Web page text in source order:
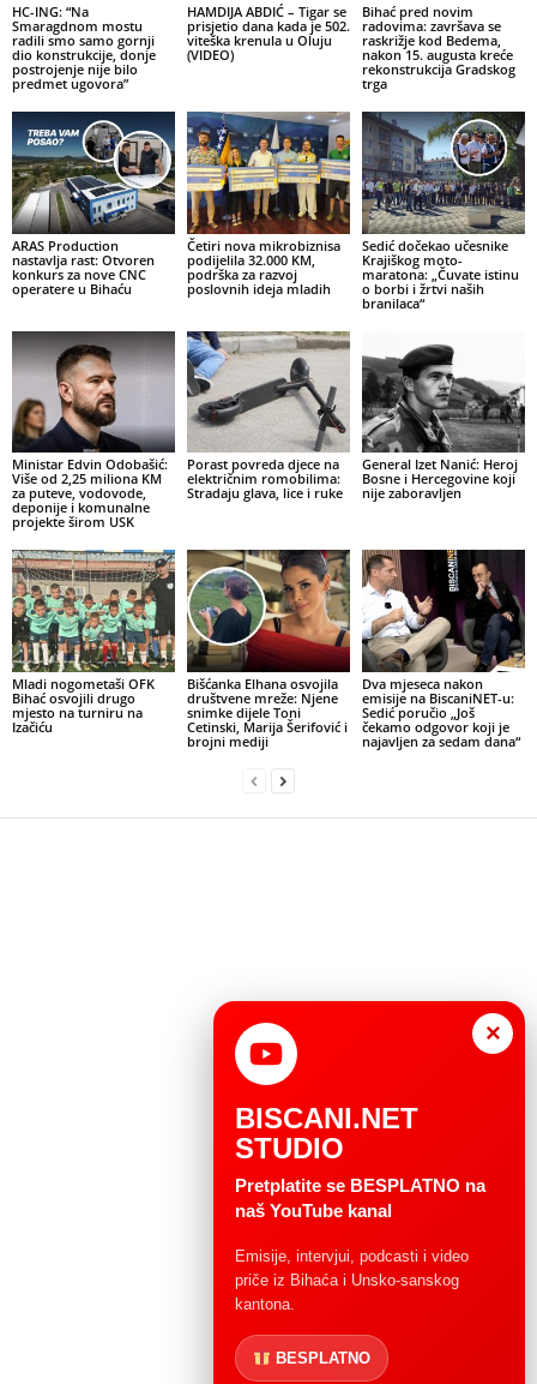
HC-ING: “Na
Smaragdnom mostu
radili smo samo gornji
dio konstrukcije, donje
postrojenje nije bilo
predmet ugovora”
HAMDIJA ABDIĆ – Tigar se
prisjetio dana kada je 502.
viteška krenula u Oluju
(VIDEO)
Bihać pred novim
radovima: završava se
raskrižje kod Bedema,
nakon 15. augusta kreće
rekonstrukcija Gradskog
trga
ARAS Production
nastavlja rast: Otvoren
konkurs za nove CNC
operatere u Bihaću
Četiri nova mikrobiznisa
podijelila 32.000 KM,
podrška za razvoj
poslovnih ideja mladih
Sedić dočekao učesnike
Krajiškog moto-
maratona: „Čuvate istinu
o borbi i žrtvi naših
branilaca“
Ministar Edvin Odobašić:
Više od 2,25 miliona KM
za puteve, vodovode,
deponije i komunalne
projekte širom USK
Porast povreda djece na
električnim romobilima:
Stradaju glava, lice i ruke
General Izet Nanić: Heroj
Bosne i Hercegovine koji
nije zaboravljen
Mladi nogometaši OFK
Bihać osvojili drugo
mjesto na turniru na
Izačiću
Bišćanka Elhana osvojila
društvene mreže: Njene
snimke dijele Toni
Cetinski, Marija Šerifović i
brojni mediji
Dva mjeseca nakon
emisije na BiscaniNET-u:
Sedić poručio „Još
čekamo odgovor koji je
najavljen za sedam dana“
×
BISCANI.NET
STUDIO
Pretplatite se BESPLATNO na
naš YouTube kanal
Emisije, intervjui, podcasti i video
priče iz Bihaća i Unsko-sanskog
kantona.
BESPLATNO